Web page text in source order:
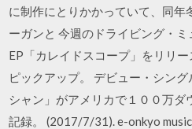
に制作にとりかかっていて、同年
ーガンと 今週のドライビング・
EP「カレイドスコープ」をリリ
ピックアップ。 デビュー・シン
シャン」がアメリカで１００万ダ
記録。 (2017/7/31). e-onkyo